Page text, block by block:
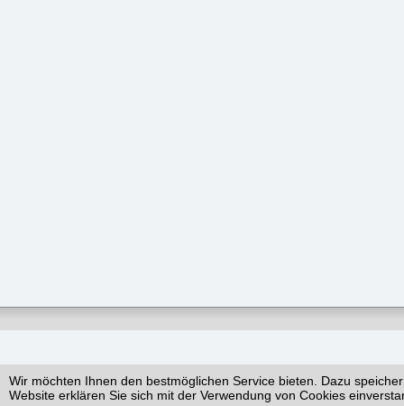
Wir möchten Ihnen den bestmöglichen Service bieten. Dazu
Website erklären Sie sich mit der Verwendung von Cookies